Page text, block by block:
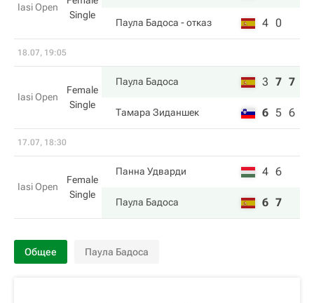
Iasi Open
Single
Паула Бадоса - отказ 4 0
18.07, 19:05
Iasi Open
Female
Single
Паула Бадоса 3 7 7
Тамара Зиданшек 6 5 6
17.07, 18:30
Iasi Open
Female
Single
Панна Удварди 4 6
Паула Бадоса 6 7
Общее Паула Бадоса